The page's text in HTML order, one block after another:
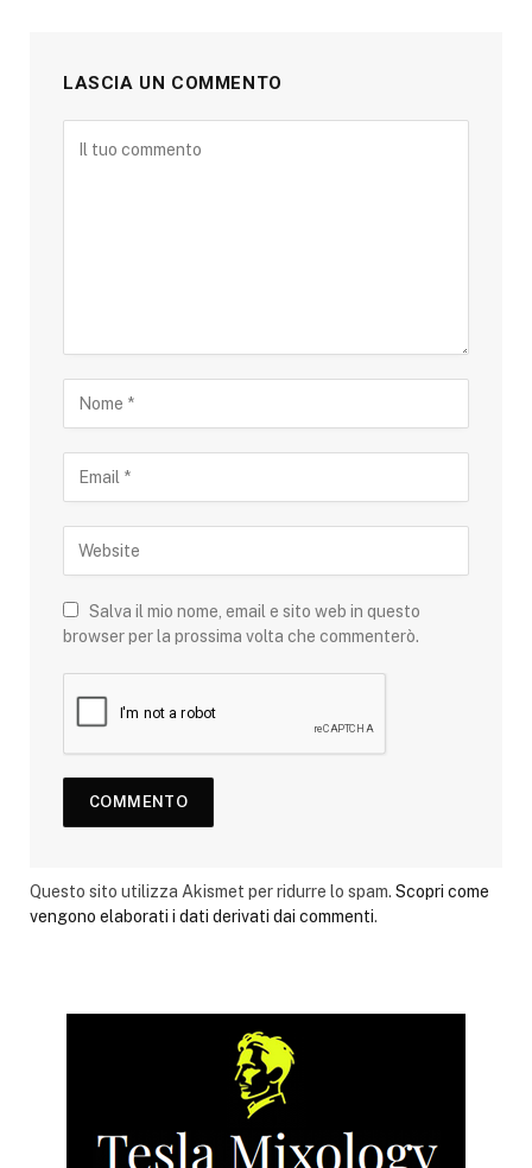
LASCIA UN COMMENTO
Salva il mio nome, email e sito web in questo
browser per la prossima volta che commenterò.
Questo sito utilizza Akismet per ridurre lo spam. Scopri come
vengono elaborati i dati derivati dai commenti.